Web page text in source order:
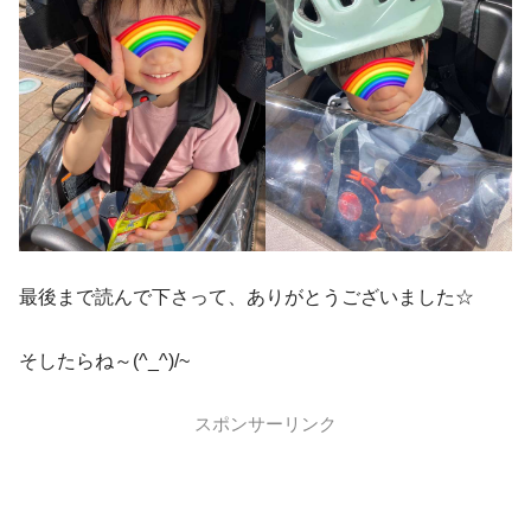
最後まで読んで下さって、ありがとうございました☆
そしたらね～(^_^)/~
スポンサーリンク